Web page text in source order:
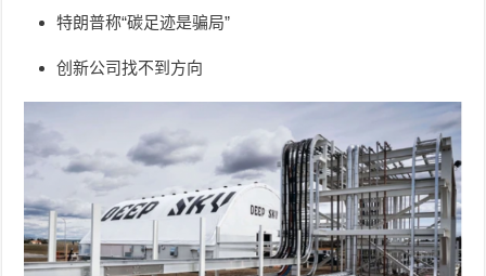
特朗普称“碳足迹是骗局”
创新公司找不到方向